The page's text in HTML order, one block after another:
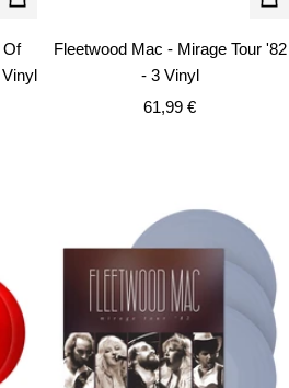
In
Warenkorb
Of
In
Fleetwood Mac - Mirage Tour '82
- 3 Vinyl
Angebotspreis
61,99 €